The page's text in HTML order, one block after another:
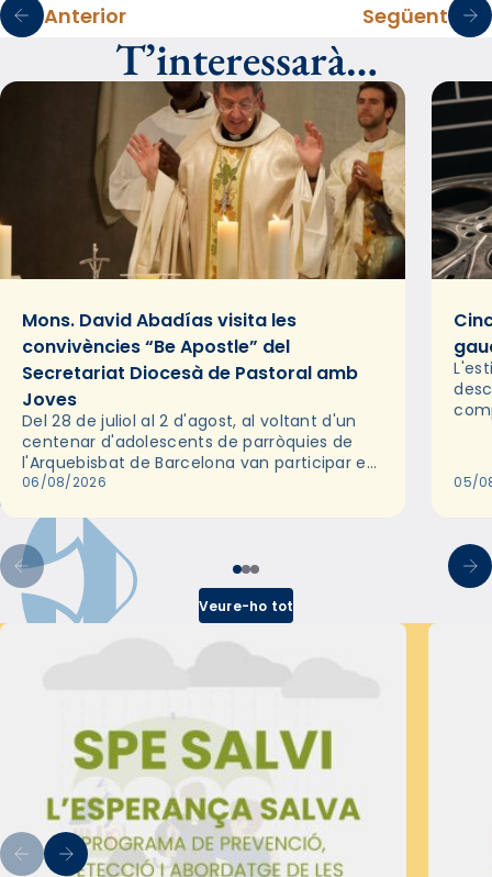
Anterior Següent
T’interessarà…
Mons. David Abadías visita les
convivències “Be Apostle” del
Secretariat Diocesà de Pastoral amb
Joves
Del 28 de juliol al 2 d'agost, al voltant d'un
centenar d'adolescents de parròquies de
l'Arquebisbat de Barcelona van participar en
les convivències Be Apostle, organitzades
06/08/2026 05/
Veure-ho tot